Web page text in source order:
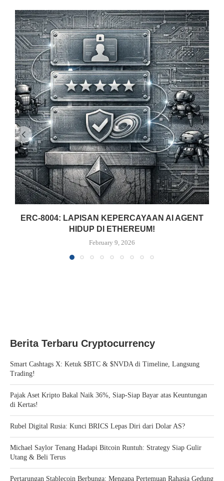
ERC-8004: LAPISAN KEPERCAYAAN AI AGENT
HIDUP DI ETHEREUM!
February 9, 2026
Berita Terbaru Cryptocurrency
Smart Cashtags X: Ketuk $BTC & $NVDA di Timeline, Langsung
Trading!
Pajak Aset Kripto Bakal Naik 36%, Siap-Siap Bayar atas Keuntungan
di Kertas!
Rubel Digital Rusia: Kunci BRICS Lepas Diri dari Dolar AS?
Michael Saylor Tenang Hadapi Bitcoin Runtuh: Strategy Siap Gulir
Utang & Beli Terus
Pertarungan Stablecoin Berbunga: Mengapa Pertemuan Rahasia Gedung